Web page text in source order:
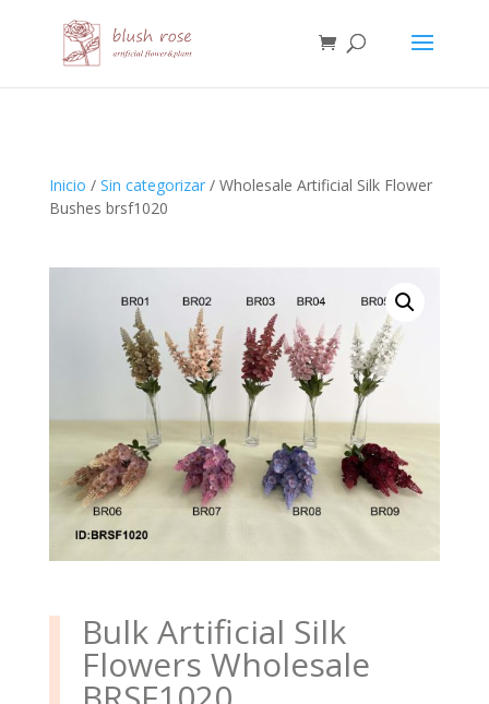
Inicio / Sin categorizar/ Wholesale Artificial Silk Flower
Bushes brsf1020
Bulk Artificial Silk
Flowers Wholesale